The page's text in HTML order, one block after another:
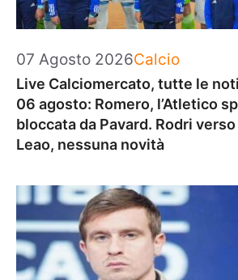
07 Agosto 2026Categorie
Calcio
Live Calciomercato, tutte le
06 agosto: Romero, l’Atletico
bloccata da Pavard. Rodri
Leao, nessuna novità